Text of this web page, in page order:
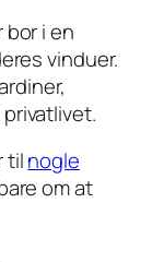
bor i en
vinduer.
tilnogle
om at